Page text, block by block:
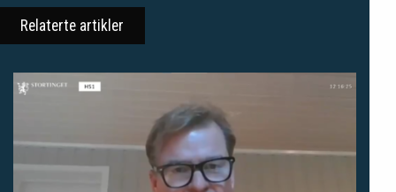
Relaterte artikler